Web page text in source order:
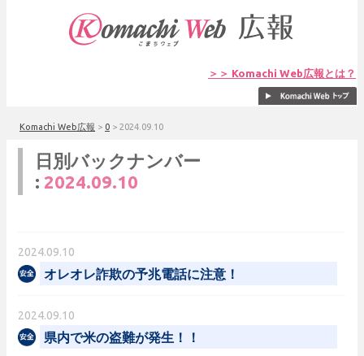
＞＞ Komachi Web広報とは？
Komachi Web広報 > 0 > 2024.09.10
日別バックナンバー
: 2024.09.10
2024.09.10
オレオレ詐欺の予兆電話に注意！
2024.09.10
県内で米の盗難が発生！！